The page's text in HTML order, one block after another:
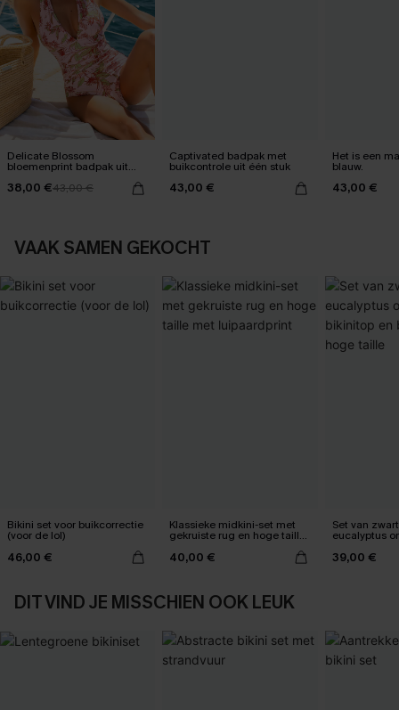
Delicate Blossom
bloemenprint badpak uit
38,00 €43,00 €
Captivated badpak met
buikcontrole uit één stuk
43,00 €
Het is een
blauw.
43,00 €
VAAK SAMEN GEKOCHT
Bikini set voor buikcorrectie
(voor de lol)
46,00 €
Klassieke midkini-set met
gekruiste rug en hoge taille
40,00 €
Set van
eucalyptus
hoge taille
39,00 €
DIT VIND JE MISSCHIEN OOK LEUK